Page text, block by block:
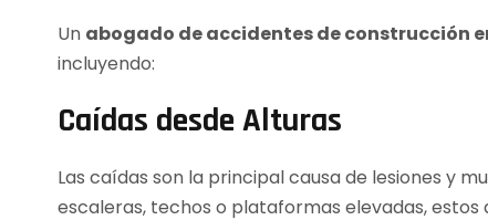
Un abogado de accidentes de construcción
incluyendo:
Caídas desde Alturas
Las caídas son la principal causa de lesiones y
escaleras, techos o plataformas elevadas,